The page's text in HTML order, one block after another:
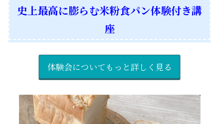
史上最高に膨らむ米粉食パン体験付き講
座
体験会についてもっと詳しく見る